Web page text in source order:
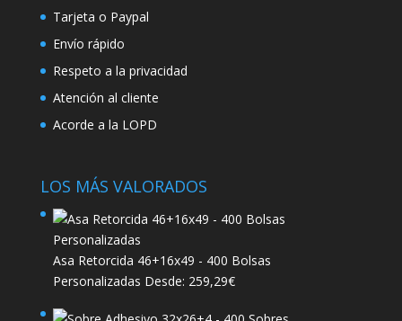
Tarjeta o Paypal
Envío rápido
Respeto a la privacidad
Atención al cliente
Acorde a la LOPD
LOS MÁS VALORADOS
Asa Retorcida 46+16x49 - 400 Bolsas
Personalizadas Desde: 259,29€